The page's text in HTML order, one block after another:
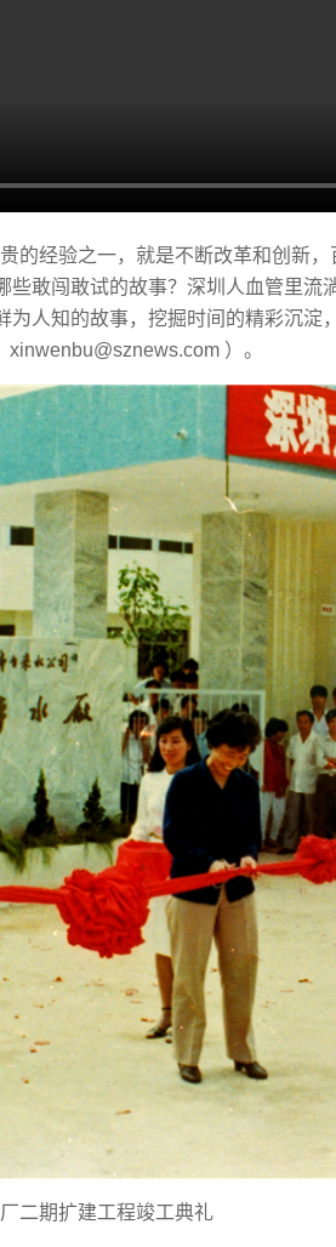
的经验之一，就是不断改革和创新，
敢闯敢试的故事？深圳人血管里流
人知的故事，挖掘时间的精彩沉淀
）。
二期扩建工程竣工典礼